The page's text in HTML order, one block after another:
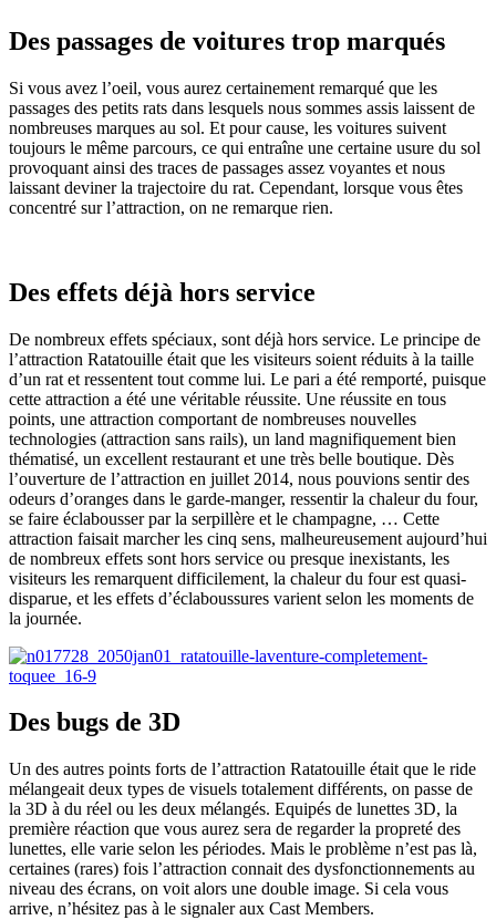
Des passages de voitures trop marqués
Si vous avez l’oeil, vous aurez certainement remarqué que les
passages des petits rats dans lesquels nous sommes assis laissent de
nombreuses marques au sol. Et pour cause, les voitures suivent
toujours le même parcours, ce qui entraîne une certaine usure du sol
provoquant ainsi des traces de passages assez voyantes et nous
laissant deviner la trajectoire du rat. Cependant, lorsque vous êtes
concentré sur l’attraction, on ne remarque rien.
Des effets déjà hors service
De nombreux effets spéciaux, sont déjà hors service. Le principe de
l’attraction Ratatouille était que les visiteurs soient réduits à la taille
d’un rat et ressentent tout comme lui. Le pari a été remporté, puisque
cette attraction a été une véritable réussite. Une réussite en tous
points, une attraction comportant de nombreuses nouvelles
technologies (attraction sans rails), un land magnifiquement bien
thématisé, un excellent restaurant et une très belle boutique. Dès
l’ouverture de l’attraction en juillet 2014, nous pouvions sentir des
odeurs d’oranges dans le garde-manger, ressentir la chaleur du four,
se faire éclabousser par la serpillère et le champagne, … Cette
attraction faisait marcher les cinq sens, malheureusement aujourd’hui
de nombreux effets sont hors service ou presque inexistants, les
visiteurs les remarquent difficilement, la chaleur du four est quasi-
disparue, et les effets d’éclaboussures varient selon les moments de
la journée.
Des bugs de 3D
Un des autres points forts de l’attraction Ratatouille était que le ride
mélangeait deux types de visuels totalement différents, on passe de
la 3D à du réel ou les deux mélangés. Equipés de lunettes 3D, la
première réaction que vous aurez sera de regarder la propreté des
lunettes, elle varie selon les périodes. Mais le problème n’est pas là,
certaines (rares) fois l’attraction connait des dysfonctionnements au
niveau des écrans, on voit alors une double image. Si cela vous
arrive, n’hésitez pas à le signaler aux Cast Members.